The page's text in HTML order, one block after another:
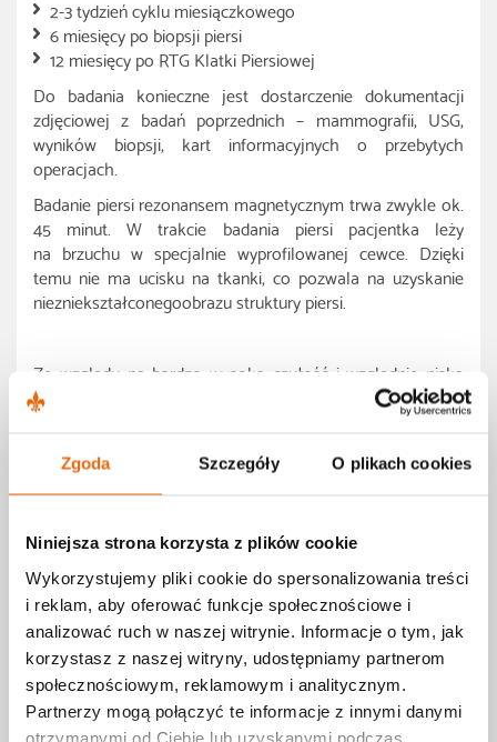
Zgoda Szczegóły O plikach cookies
Niniejsza strona korzysta z plików cookie
Wykorzystujemy pliki cookie do spersonalizowania treści
i reklam, aby oferować funkcje społecznościowe i
analizować ruch w naszej witrynie. Informacje o tym, jak
korzystasz z naszej witryny, udostępniamy partnerom
społecznościowym, reklamowym i analitycznym.
Partnerzy mogą połączyć te informacje z innymi danymi
otrzymanymi od Ciebie lub uzyskanymi podczas
2-3 tydzień cyklu miesiączkowego
6 miesięcy po biopsji piersi
12 miesięcy po RTG Klatki Piersiowej
Do badania konieczne jest dostarczenie dokumentacji
zdjęciowej z badań poprzednich – mammografii, USG,
wyników biopsji, kart informacyjnych o przebytych
operacjach.
Badanie piersi rezonansem magnetycznym trwa zwykle ok.
45 minut. W trakcie badania piersi pacjentka leży
na brzuchu w specjalnie wyprofilowanej cewce. Dzięki
temu nie ma ucisku na tkanki, co pozwala na uzyskanie
niezniekształconegoobrazu struktury piersi.
Ze względu na bardzo wysoką czułość i względnie niską
swoistość badania
do czynienia z okolicznościami generującymi fałszywe
wyniki dodatnie.
Właściwy czas do badania wypada między 5-12 dniem
cyklu (przy długich miesiączkach do 14 dni)
Zbadane w innej fazie może być niemiarodajne i wymaga
powtórzenia.
Minimum 6 tygodni po odstawieniu leków hormonalnych
6 miesięcy po biopsji gruboigłowej lub mammotomicznej
(nie dotyczy kwalifikacji do BCT, badanie można
wykonać po 2 miesiącach)